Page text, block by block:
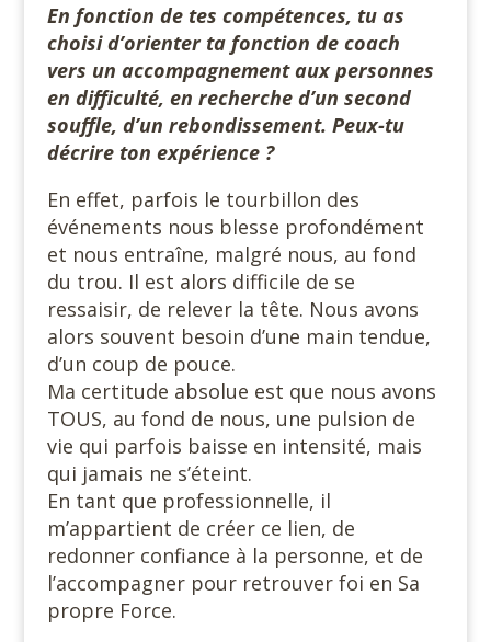
En fonction de tes compétences, tu as
choisi d’orienter ta fonction de coach
vers un accompagnement aux personnes
en difficulté, en recherche d’un second
souffle, d’un rebondissement. Peux-tu
décrire ton expérience ?
En effet, parfois le tourbillon des
événements nous blesse profondément
et nous entraîne, malgré nous, au fond
du trou. Il est alors difficile de se
ressaisir, de relever la tête. Nous avons
alors souvent besoin d’une main tendue,
d’un coup de pouce.
Ma certitude absolue est que nous avons
TOUS, au fond de nous, une pulsion de
vie qui parfois baisse en intensité, mais
qui jamais ne s’éteint.
En tant que professionnelle, il
m’appartient de créer ce lien, de
redonner confiance à la personne, et de
l’accompagner pour retrouver foi en Sa
propre Force.